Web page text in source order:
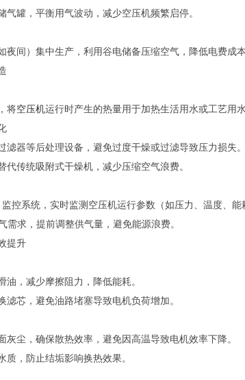
气罐，平衡用气波动，减少空压机频繁启停。
夜间）集中生产，利用谷电储备压缩空气，降低电费成本
将空压机运行时产生的热量用于加热生活用水或工艺用
滤器等后处理设备，避免过度干燥或过滤导致压力损失。
代传统吸附式干燥机，减少压缩空气浪费。
控系统，实时监测空压机运行参数（如压力、温度、能
需求，提前调整供气量，避免能源浪费。
提升
油，减少摩擦阻力，降低能耗。
滤芯，避免油路堵塞导致电机负荷增加。
灰尘，确保散热效率，避免因高温导致电机效率下降。
质，防止结垢影响换热效果。